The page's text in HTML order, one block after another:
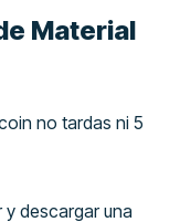
Material
no tardas ni 5
descargar una